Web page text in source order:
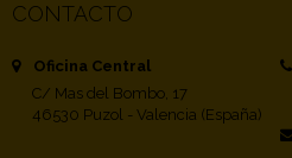
CONTACTO
Oficina Central
C/ Mas del Bombo, 17
46530 Puzol - Valencia (España)